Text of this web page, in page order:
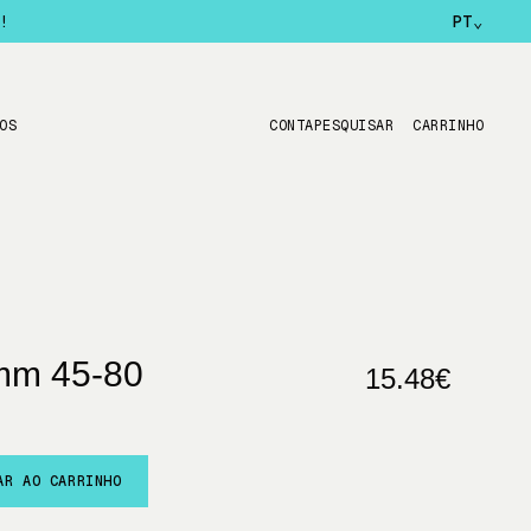
PT⌄
CONTAPESQUISAR CARRINHO
45-80 15.48€
AO CARRINHO